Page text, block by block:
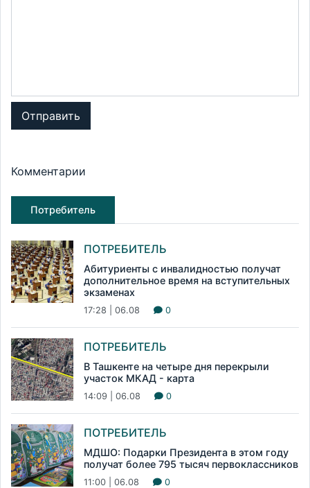
Отправить
Комментарии
Потребитель
ПОТРЕБИТЕЛЬ
Абитуриенты с инвалидностью получат
дополнительное время на вступительных
экзаменах
17:28 | 06.08 0
ПОТРЕБИТЕЛЬ
В Ташкенте на четыре дня перекрыли
участок МКАД - карта
14:09 | 06.08 0
ПОТРЕБИТЕЛЬ
МДШО: Подарки Президента в этом году
получат более 795 тысяч первоклассников
11:00 | 06.08 0